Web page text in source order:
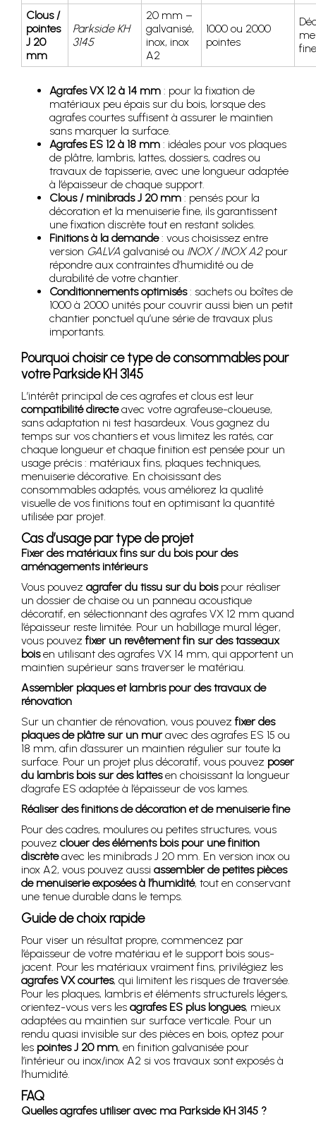
Clous /
pointes
J 20
mm
Parkside KH
3145
20 mm –
galvanisé,
inox, inox
A2
1000 ou 2000
pointes
fine
Agrafes VX 12 à 14 mm : pour la fixation de
matériaux peu épais sur du bois, lorsque des
agrafes courtes suffisent à assurer le maintien
sans marquer la surface.
Agrafes ES 12 à 18 mm : idéales pour vos plaques
de plâtre, lambris, lattes, dossiers, cadres ou
travaux de tapisserie, avec une longueur adaptée
à l’épaisseur de chaque support.
Clous / minibrads J 20 mm : pensés pour la
décoration et la menuiserie fine, ils garantissent
une fixation discrète tout en restant solides.
Finitions à la demande: vous choisissez entre
version GALVA galvanisé ou INOX / INOX A2pour
répondre aux contraintes d’humidité ou de
durabilité de votre chantier.
Conditionnements optimisés: sachets ou boîtes de
1000 à 2000 unités pour couvrir aussi bien un petit
chantier ponctuel qu’une série de travaux plus
importants.
Pourquoi choisir ce type de consommables pour
votre Parkside KH 3145
L’intérêt principal de ces agrafes et clous est leur
compatibilité directeavec votre agrafeuse-cloueuse,
sans adaptation ni test hasardeux. Vous gagnez du
temps sur vos chantiers et vous limitez les ratés, car
chaque longueur et chaque finition est pensée pour un
usage précis : matériaux fins, plaques techniques,
menuiserie décorative. En choisissant des
consommables adaptés, vous améliorez la qualité
visuelle de vos finitions tout en optimisant la quantité
utilisée par projet.
Cas d’usage par type de projet
Fixer des matériaux fins sur du bois pour des
aménagements intérieurs
Vous pouvez agrafer du tissu sur du boispour réaliser
un dossier de chaise ou un panneau acoustique
décoratif, en sélectionnant des agrafes VX 12 mm quand
l’épaisseur reste limitée. Pour un habillage mural léger,
vous pouvez fixer un revêtement fin sur des tasseaux
boisen utilisant des agrafes VX 14 mm, qui apportent un
maintien supérieur sans traverser le matériau.
Assembler plaques et lambris pour des travaux de
rénovation
Sur un chantier de rénovation, vous pouvez fixer des
plaques de plâtre sur un muravec des agrafes ES 15 ou
18 mm, afin d’assurer un maintien régulier sur toute la
surface. Pour un projet plus décoratif, vous pouvez poser
du lambris bois sur des lattesen choisissant la longueur
d’agrafe ES adaptée à l’épaisseur de vos lames.
Réaliser des finitions de décoration et de menuiserie fine
Pour des cadres, moulures ou petites structures, vous
pouvez clouer des éléments bois pour une finition
discrèteavec les minibrads J 20 mm. En version inox ou
inox A2, vous pouvez aussi assembler de petites pièces
de menuiserie exposées à l’humidité, tout en conservant
une tenue durable dans le temps.
Guide de choix rapide
Pour viser un résultat propre, commencez par
l’épaisseur de votre matériau et le support bois sous-
jacent. Pour les matériaux vraiment fins, privilégiez les
agrafes VX courtes, qui limitent les risques de traversée.
Pour les plaques, lambris et éléments structurels légers,
orientez-vous vers les agrafes ES plus longues, mieux
adaptées au maintien sur surface verticale. Pour un
rendu quasi invisible sur des pièces en bois, optez pour
les pointes J 20 mm, en finition galvanisée pour
l’intérieur ou inox/inox A2 si vos travaux sont exposés à
l’humidité.
FAQ
Quelles agrafes utiliser avec ma Parkside KH 3145 ?